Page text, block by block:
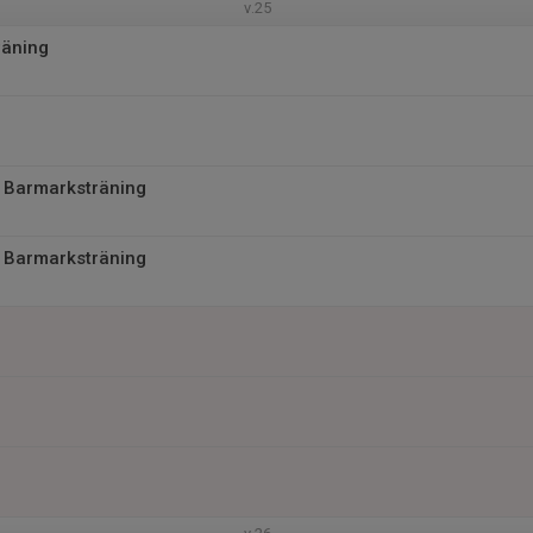
v.25
Barmarksträning
Barmarksträning